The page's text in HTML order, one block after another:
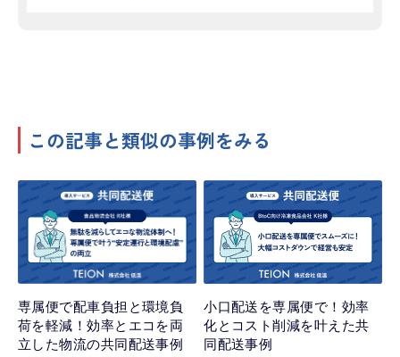
この記事と類似の事例をみる
専属便で配車負担と環境負
荷を軽減！効率とエコを両
立した物流の共同配送事例
小口配送を専属便で！効率
化とコスト削減を叶えた共
同配送事例